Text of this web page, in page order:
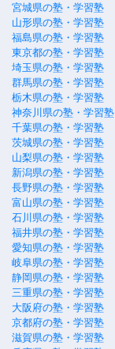
宮城県の塾・学習塾
山形県の塾・学習塾
福島県の塾・学習塾
東京都の塾・学習塾
埼玉県の塾・学習塾
群馬県の塾・学習塾
栃木県の塾・学習塾
神奈川県の塾・学習塾
千葉県の塾・学習塾
茨城県の塾・学習塾
山梨県の塾・学習塾
新潟県の塾・学習塾
長野県の塾・学習塾
富山県の塾・学習塾
石川県の塾・学習塾
福井県の塾・学習塾
愛知県の塾・学習塾
岐阜県の塾・学習塾
静岡県の塾・学習塾
三重県の塾・学習塾
大阪府の塾・学習塾
京都府の塾・学習塾
滋賀県の塾・学習塾